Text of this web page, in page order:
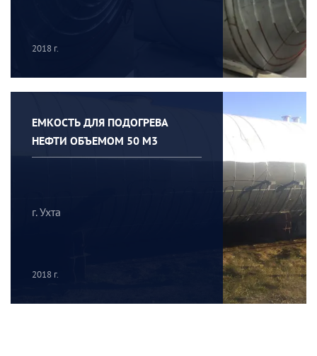
2018 г.
ЕМКОСТЬ ДЛЯ ПОДОГРЕВА
НЕФТИ ОБЪЕМОМ 50 М3
г. Ухта
2018 г.